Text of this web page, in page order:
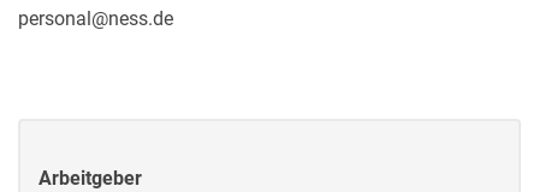
personal@ness.de
Arbeitgeber